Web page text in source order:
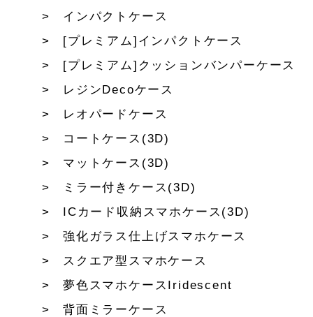
インパクトケース
[プレミアム]インパクトケース
[プレミアム]クッションバンパーケース
レジンDecoケース
レオパードケース
コートケース(3D)
マットケース(3D)
ミラー付きケース(3D)
ICカード収納スマホケース(3D)
強化ガラス仕上げスマホケース
スクエア型スマホケース
夢色スマホケースIridescent
背面ミラーケース